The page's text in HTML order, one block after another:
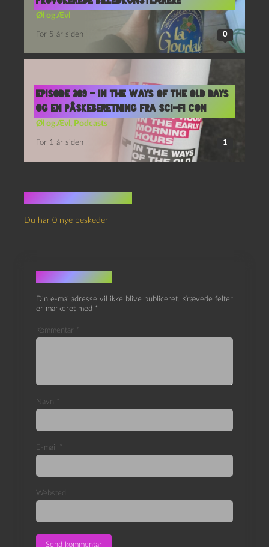
Øl og Ævl
For 5 år siden 0
Episode 309 – In The Ways of The Old Days
og En Påskeberetning fra Sci-Fi Con
Øl og Ævl , Podcasts
For 1 år siden 1
Du har 0 nye beskeder
Skriv et svar
Din e-mailadresse vil ikke blive publiceret. Krævede felter
er markeret med *
Kommentar *
Navn *
E-mail *
Websted